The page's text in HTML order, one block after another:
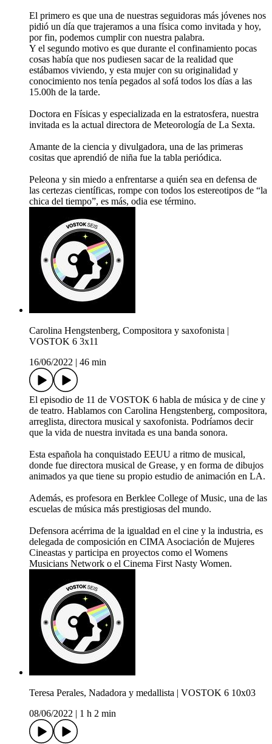
El primero es que una de nuestras seguidoras más jóvenes nos
pidió un día que trajeramos a una física como invitada y hoy,
por fin, podemos cumplir con nuestra palabra.
Y el segundo motivo es que durante el confinamiento pocas
cosas había que nos pudiesen sacar de la realidad que
estábamos viviendo, y esta mujer con su originalidad y
conocimiento nos tenía pegados al sofá todos los días a las
15.00h de la tarde.
Doctora en Físicas y especializada en la estratosfera, nuestra
invitada es la actual directora de Meteorología de La Sexta.
Amante de la ciencia y divulgadora, una de las primeras
cositas que aprendió de niña fue la tabla periódica.
Peleona y sin miedo a enfrentarse a quién sea en defensa de
las certezas científicas, rompe con todos los estereotipos de “la
chica del tiempo”, es más, odia ese término.
Carolina Hengstenberg, Compositora y saxofonista |
VOSTOK 6 3x11
16/06/2022
46 min
El episodio de 11 de VOSTOK 6 habla de música y de cine y
de teatro. Hablamos con Carolina Hengstenberg, compositora,
arreglista, directora musical y saxofonista. Podríamos decir
que la vida de nuestra invitada es una banda sonora.
Esta española ha conquistado EEUU a ritmo de musical,
donde fue directora musical de Grease, y en forma de dibujos
animados ya que tiene su propio estudio de animación en LA.
Además, es profesora en Berklee College of Music, una de las
escuelas de música más prestigiosas del mundo.
Defensora acérrima de la igualdad en el cine y la industria, es
delegada de composición en CIMA Asociación de Mujeres
Cineastas y participa en proyectos como el Womens
Musicians Network o el Cinema First Nasty Women.
Teresa Perales, Nadadora y medallista | VOSTOK 6 10x03
08/06/2022
1 h 2 min